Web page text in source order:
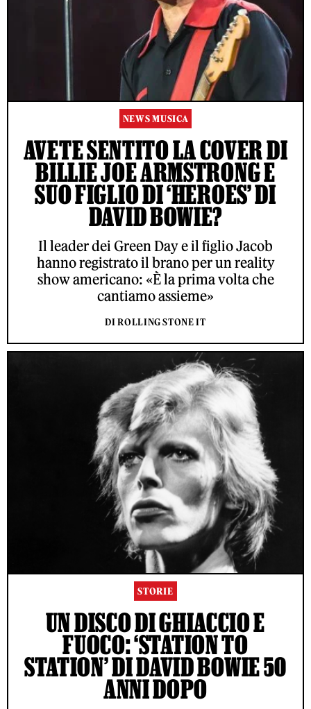
NEWS MUSICA
AVETE SENTITO LA COVER DI
BILLIE JOE ARMSTRONG E
SUO FIGLIO DI ‘HEROES’ DI
DAVID BOWIE?
Il leader dei Green Day e il figlio Jacob
hanno registrato il brano per un reality
show americano: «È la prima volta che
cantiamo assieme»
DI ROLLING STONE IT
STORIE
UN DISCO DI GHIACCIO E
FUOCO: ‘STATION TO
STATION’ DI DAVID BOWIE 50
ANNI DOPO